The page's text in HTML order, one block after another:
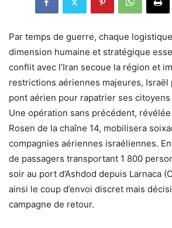
Par temps de guerre, chaque
dimension humaine et stratégique
conflit avec l’Iran secoue la région et
restrictions aériennes majeures, Israël
pont aérien pour rapatrier ses
Une opération sans précédent,
Rosen de la chaîne 14, mobilisera
compagnies aériennes israéliennes.
de passagers transportant 1 800
soir au port d’Ashdod depuis Larnaca
ainsi le coup d’envoi discret mais
campagne de retour.